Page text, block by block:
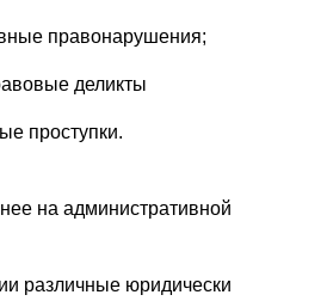
правонарушения;
деликты
проступки.
на административной
различные юридически